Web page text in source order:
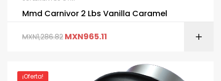
Mmd Carnivor 2 Lbs Vanilla Caramel
MXN1,286.82 MXN965.11
¡Oferta!